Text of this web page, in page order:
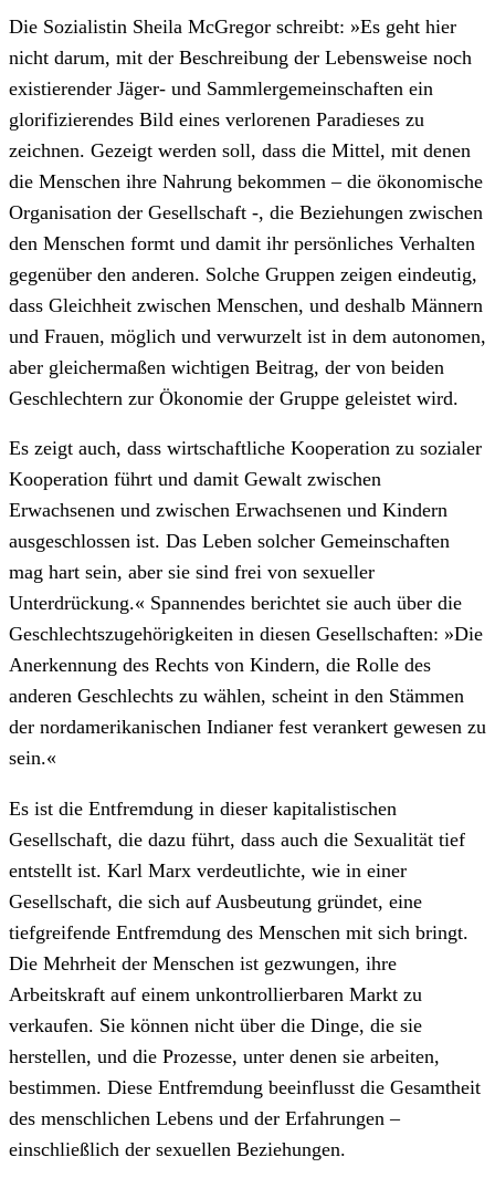
Die Sozialistin Sheila McGregor schreibt: »Es geht hier
nicht darum, mit der Beschreibung der Lebensweise noch
existierender Jäger- und Sammlergemeinschaften ein
glorifizierendes Bild eines verlorenen Paradieses zu
zeichnen. Gezeigt werden soll, dass die Mittel, mit denen
die Menschen ihre Nahrung bekommen – die ökonomische
Organisation der Gesellschaft -, die Beziehungen zwischen
den Menschen formt und damit ihr persönliches Verhalten
gegenüber den anderen. Solche Gruppen zeigen eindeutig,
dass Gleichheit zwischen Menschen, und deshalb Männern
und Frauen, möglich und verwurzelt ist in dem autonomen,
aber gleichermaßen wichtigen Beitrag, der von beiden
Geschlechtern zur Ökonomie der Gruppe geleistet wird.
Es zeigt auch, dass wirtschaftliche Kooperation zu sozialer
Kooperation führt und damit Gewalt zwischen
Erwachsenen und zwischen Erwachsenen und Kindern
ausgeschlossen ist. Das Leben solcher Gemeinschaften
mag hart sein, aber sie sind frei von sexueller
Unterdrückung.« Spannendes berichtet sie auch über die
Geschlechtszugehörigkeiten in diesen Gesellschaften: »Die
Anerkennung des Rechts von Kindern, die Rolle des
anderen Geschlechts zu wählen, scheint in den Stämmen
der nordamerikanischen Indianer fest verankert gewesen zu
sein.«
Es ist die Entfremdung in dieser kapitalistischen
Gesellschaft, die dazu führt, dass auch die Sexualität tief
entstellt ist. Karl Marx verdeutlichte, wie in einer
Gesellschaft, die sich auf Ausbeutung gründet, eine
tiefgreifende Entfremdung des Menschen mit sich bringt.
Die Mehrheit der Menschen ist gezwungen, ihre
Arbeitskraft auf einem unkontrollierbaren Markt zu
verkaufen. Sie können nicht über die Dinge, die sie
herstellen, und die Prozesse, unter denen sie arbeiten,
bestimmen. Diese Entfremdung beeinflusst die Gesamtheit
des menschlichen Lebens und der Erfahrungen –
einschließlich der sexuellen Beziehungen.